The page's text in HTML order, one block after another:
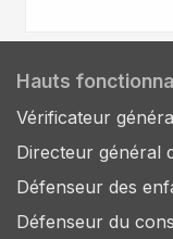
Hauts
Vérificateur
Directeur général
Défenseur des
Défenseur du